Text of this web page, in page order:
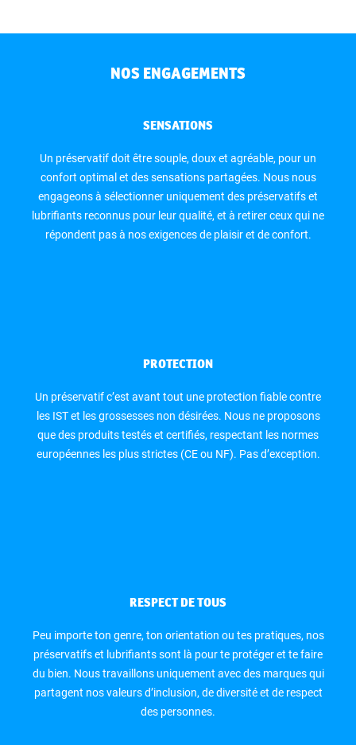
NOS ENGAGEMENTS
SENSATIONS
Un préservatif doit être souple, doux et agréable, pour un
confort optimal et des sensations partagées. Nous nous
engageons à sélectionner uniquement des préservatifs et
lubrifiants reconnus pour leur qualité, et à retirer ceux qui ne
répondent pas à nos exigences de plaisir et de confort.
PROTECTION
Un préservatif c’est avant tout une protection fiable contre
les IST et les grossesses non désirées. Nous ne proposons
que des produits testés et certifiés, respectant les normes
européennes les plus strictes (CE ou NF). Pas d’exception.
RESPECT DE TOUS
Peu importe ton genre, ton orientation ou tes pratiques, nos
préservatifs et lubrifiants sont là pour te protéger et te faire
du bien. Nous travaillons uniquement avec des marques qui
partagent nos valeurs d’inclusion, de diversité et de respect
des personnes.